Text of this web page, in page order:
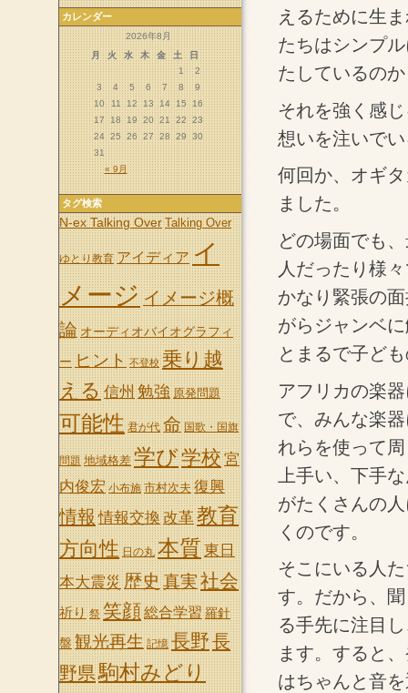
えるために生
たちはシンプ
たしているの
それを強く感
想いを注いで
何回か、オギ
ました。
どの場面でも
人だったり様
かなり緊張の
がらジャンベ
とまるで子ど
アフリカの楽
で、みんな楽
れらを使って
上手い、下手
がたくさんの
くのです。
そこにいる人
す。だから、
る手先に注目
ます。すると
はちゃんと音
カレンダー
2026年8月
月
火 水 木 金 土 日
« 9月
1
2
3
4 5 6 7 8
9
10
11 12 13 14 15
16
17
18 19 20 21 22
23
24
25 26 27 28 29
30
31
タグ検索
N-ex Talking Over Talking Over
ゆとり教育 アイディア イ
メージ イメージ概
論 オーディオバイオグラフィ
ー ヒント 不登校 乗り越
える信州 勉強 原発問題
可能性 君が代 命 国歌・国旗
問題 地域格差 学び学校 宮
内俊宏 小布施 市村次夫 復興
情報情報交換 改革教育
方向性 日の丸 本質東日
本大震災 歴史 真実社会
祈り 祭 笑顔総合学習 羅針
盤 観光再生 記憶 長野長
野県駒村みどり